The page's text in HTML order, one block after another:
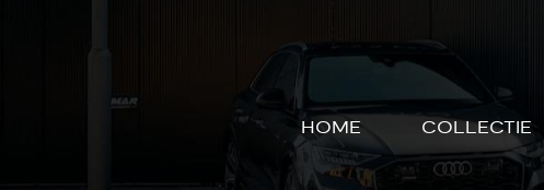
LEASE
HOME COLLECTIE